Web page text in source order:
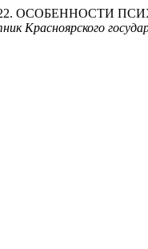
A. 2022.
Красноярского